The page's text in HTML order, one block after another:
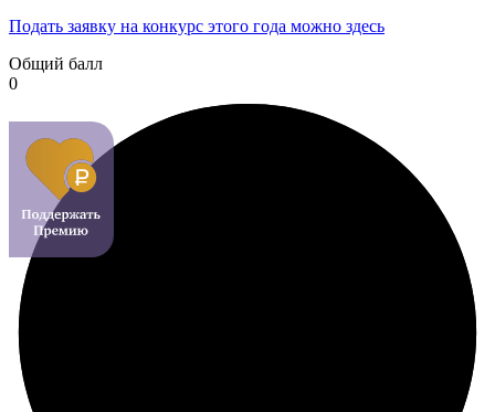
Подать заявку на конкурс этого года можно здесь
Общий балл
0